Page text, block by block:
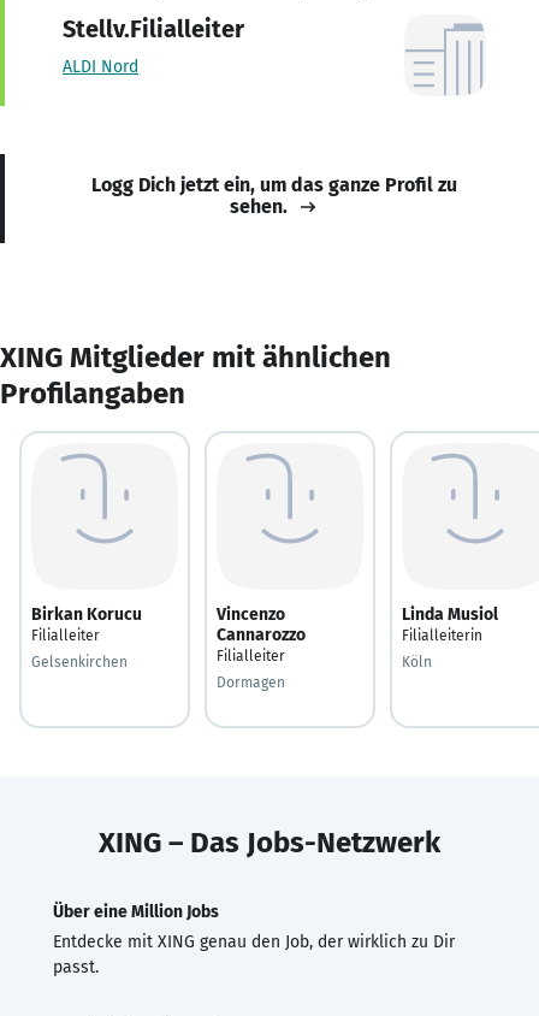
Stellv.Filialleiter
ALDI Nord
Logg Dich jetzt ein, um das ganze Profil zu
sehen.
XING Mitglieder mit ähnlichen
Profilangaben
Birkan Korucu
Filialleiter
Gelsenkirchen
Vincenzo
Cannarozzo
Filialleiter
Dormagen
Linda Musiol
Filialleiterin
Köln
XING – Das Jobs-Netzwerk
Über eine Million Jobs
Entdecke mit XING genau den Job, der wirklich zu Dir
passt.